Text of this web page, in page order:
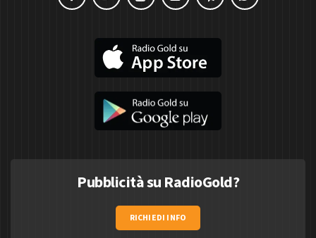
Pubblicità su RadioGold?
RICHIEDI INFO